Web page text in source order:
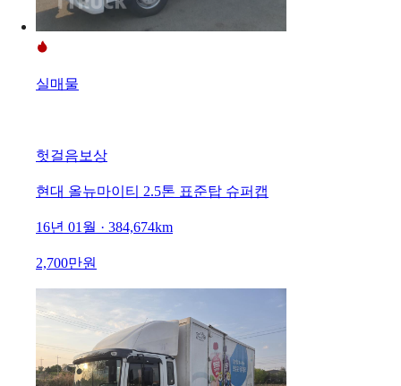
실매물
헛걸음보상
현대 올뉴마이티 2.5톤 표준탑 슈퍼캡
16년 01월 · 384,674km
2,700만원